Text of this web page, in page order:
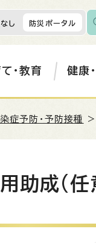
し 防災ポータル
・教育 健康
症予防・予防接種
助成(